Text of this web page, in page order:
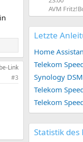
Link
#3
AVM
Letzte
Home
Statistik des